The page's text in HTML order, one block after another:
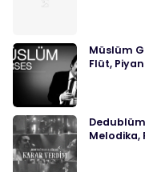
Müslüm
Flüt,
Melodika,